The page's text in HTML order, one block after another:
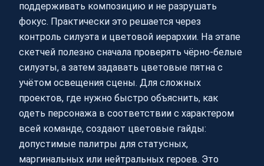
поддерживать композицию и не разрушать
фокус. Практически это решается через
контроль силуэта и цветовой иерархии. На этапе
скетчей полезно сначала проверять чёрно-белые
силуэты, а затем задавать цветовые пятна с
учётом освещения сцены. Для сложных
проектов, где нужно быстро объяснить, как
одеть персонажа в соответствии с характером
всей команде, создают цветовые гайды:
допустимые палитры для статусных,
маргинальных или нейтральных героев. Это